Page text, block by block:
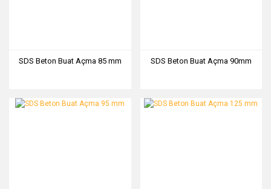
SDS Beton Buat Açma 85 mm SDS Beton Buat Açma 90mm